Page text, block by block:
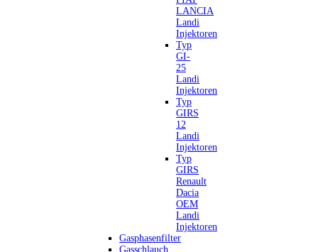
LANCIA
Landi
Injektoren
Typ
GI-
25
Landi
Injektoren
Typ
GIRS
12
Landi
Injektoren
Typ
GIRS
Renault
Dacia
OEM
Landi
Injektoren
Gasphasenfilter
Gasschlauch